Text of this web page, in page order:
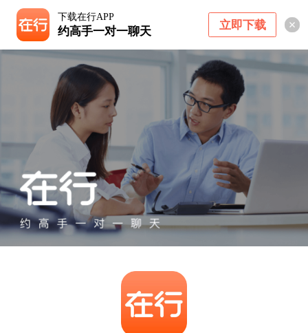
下载在行APP
约高手一对一聊天 立即下载